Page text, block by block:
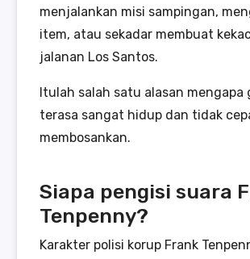
menjalankan misi sampingan,
item, atau sekadar membuat
jalanan Los Santos.
Itulah salah satu alasan mengapa
terasa sangat hidup dan tidak
membosankan.
Siapa pengisi suara
Tenpenny?
Karakter polisi korup Frank